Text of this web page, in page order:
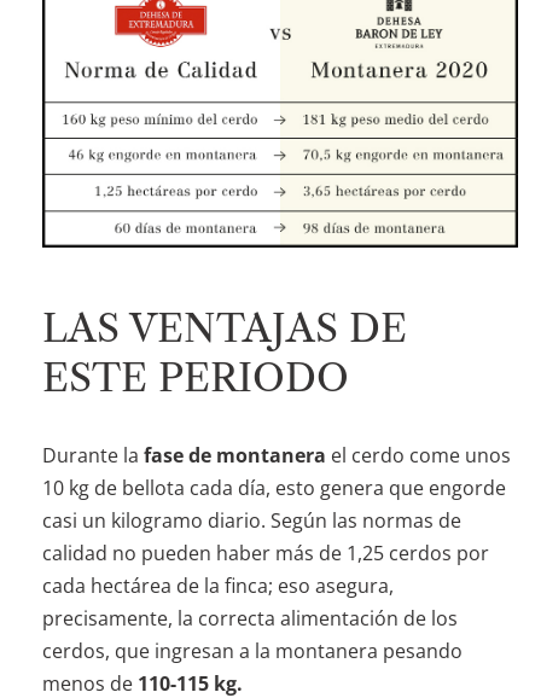
LAS VENTAJAS DE
ESTE PERIODO
Durante la fase de montanera el cerdo come unos
10 kg de bellota cada día, esto genera que engorde
casi un kilogramo diario. Según las normas de
calidad no pueden haber más de 1,25 cerdos por
cada hectárea de la finca; eso asegura,
precisamente, la correcta alimentación de los
cerdos, que ingresan a la montanera pesando
menos de 110-115 kg.